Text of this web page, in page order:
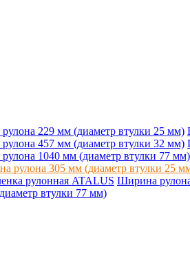
229 мм (диаметр втулки 25 мм)
457 мм (диаметр втулки 32 мм)
1040 мм (диаметр втулки 77 мм)
рулона 305 мм (диаметр втулки 25
рулонная ATALUS Ширина
втулки 77 мм)